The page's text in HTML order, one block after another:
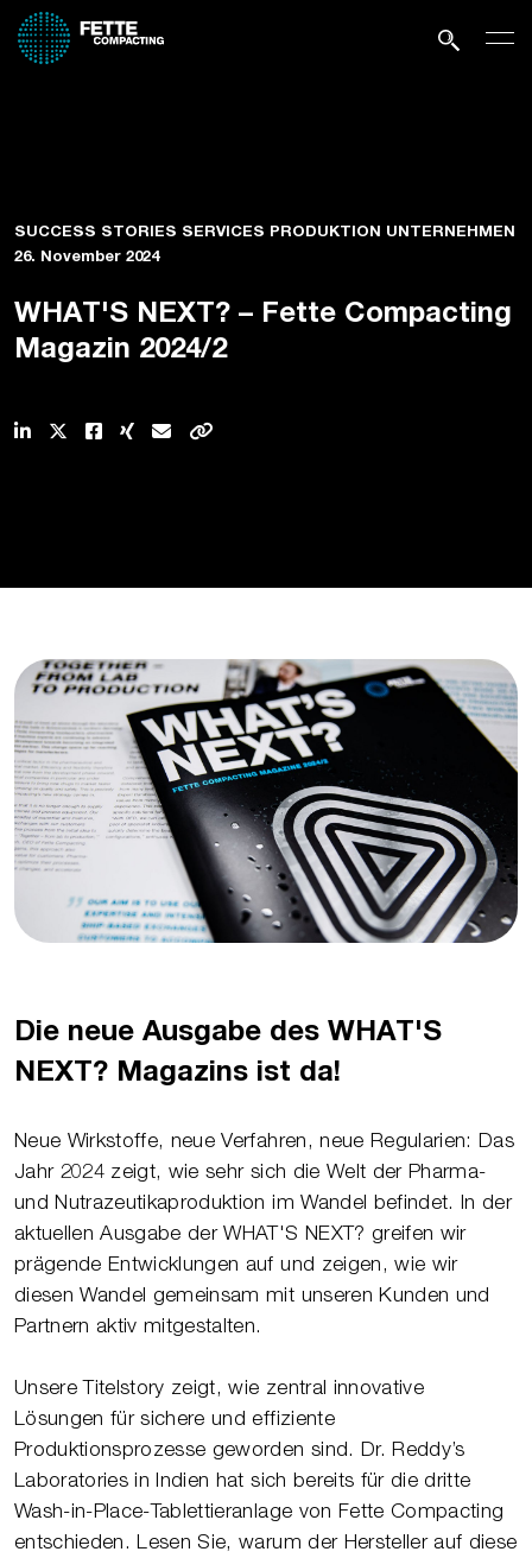
SUCCESS STORIES SERVICES PRODUKTION UNTERNEHMEN
26. November 2024
WHAT'S NEXT? – Fette Compacting
Magazin 2024/2
Die neue Ausgabe des WHAT'S
NEXT? Magazins ist da!
Neue Wirkstoffe, neue Verfahren, neue Regularien: Das
Jahr 2024 zeigt, wie sehr sich die Welt der Pharma-
und Nutrazeutikaproduktion im Wandel befindet. In der
aktuellen Ausgabe der WHAT'S NEXT? greifen wir
prägende Entwicklungen auf und zeigen, wie wir
diesen Wandel gemeinsam mit unseren Kunden und
Partnern aktiv mitgestalten.
Unsere Titelstory zeigt, wie zentral innovative
Lösungen für sichere und effiziente
Produktionsprozesse geworden sind. Dr. Reddy’s
Laboratories in Indien hat sich bereits für die dritte
Wash-in-Place-Tablettieranlage von Fette Compacting
entschieden. Lesen Sie, warum der Hersteller auf diese